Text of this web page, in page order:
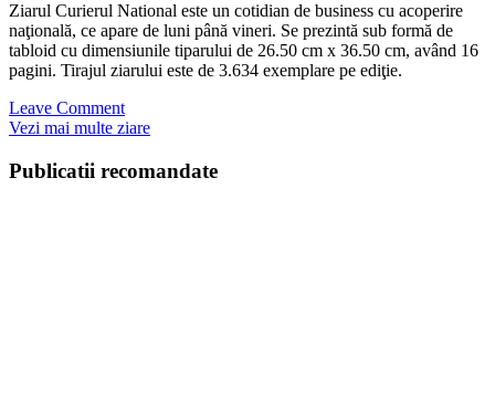
Ziarul Curierul National este un cotidian de business cu acoperire
naţională, ce apare de luni până vineri. Se prezintă sub formă de
tabloid cu dimensiunile tiparului de 26.50 cm x 36.50 cm, având 16
pagini. Tirajul ziarului este de 3.634 exemplare pe ediţie.
Leave Comment
Vezi mai multe ziare
Publicatii recomandate